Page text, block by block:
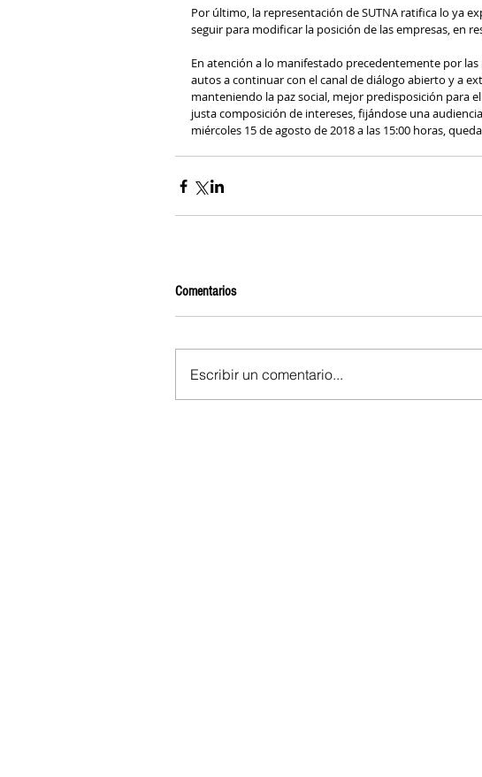
Por último, la representación de SUTNA ratifica lo ya
seguir para modificar la posición de las empresas, en
En atención a lo manifestado precedentemente por
autos a continuar con el canal de diálogo abierto y a
manteniendo la paz social, mejor predisposición para
justa composición de intereses, fijándose una
miércoles 15 de agosto de 2018 a las 15:00 horas,
Comentarios
Escribir un comentario...